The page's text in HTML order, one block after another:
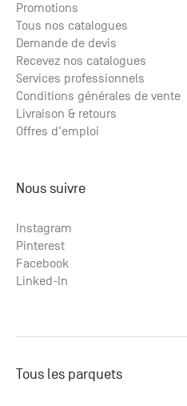
Promotions
Tous nos catalogues
Demande de devis
Recevez nos catalogues
Services professionnels
Conditions générales de vente
Livraison & retours
Offres d'emploi
Nous suivre
Instagram
Pinterest
Facebook
Linked-In
Tous les parquets